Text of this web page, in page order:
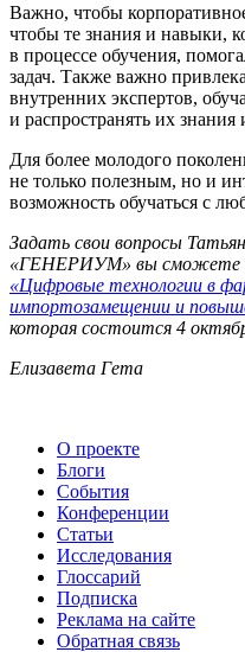
Важно, чтобы
чтобы те знания и навыки,
в процессе обучения,
задач. Также важно
внутренних экспертов,
и распространять их
Для более молодого
не только полезным, но и
возможность обучаться с
Задать свои вопросы
«ГЕНЕРИУМ» вы сможете
«Цифровые технологии в
импортозамещении и
которая состоится 4
Елизавета Гета
О проекте
Блоги
События
Конференции
Статьи
Исследования
Глоссарий
Подписка
Реклама на сайте
Обратная связь